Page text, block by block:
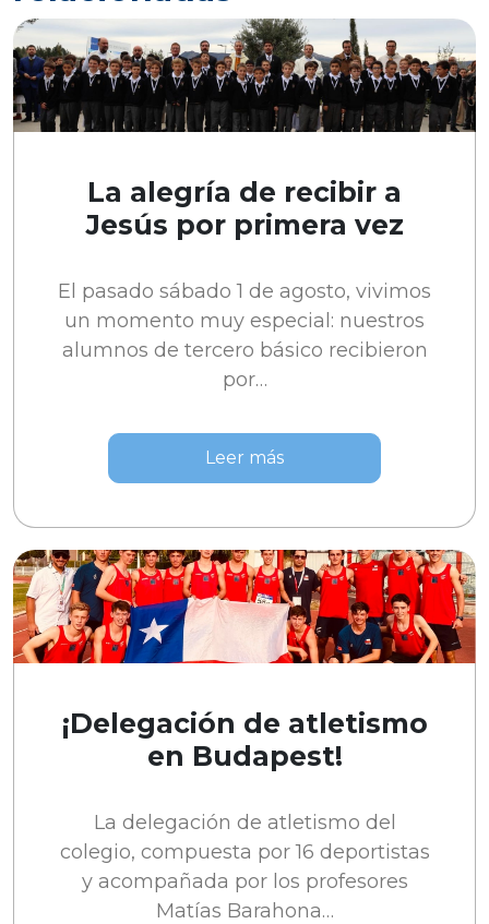
La alegría de recibir a
Jesús por primera vez
El pasado sábado 1 de agosto, vivimos
un momento muy especial: nuestros
alumnos de tercero básico recibieron
por…
Leer más
¡Delegación de atletismo
en Budapest!
La delegación de atletismo del
colegio, compuesta por 16 deportistas
y acompañada por los profesores
Matías Barahona…